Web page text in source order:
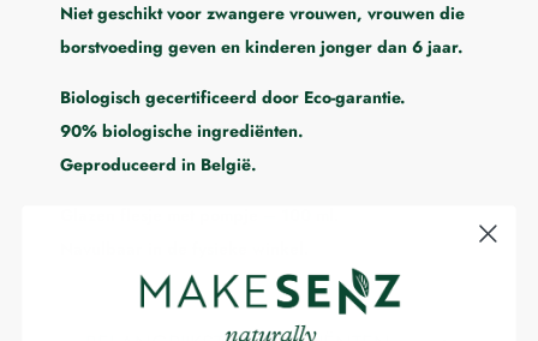
Niet geschikt voor zwangere vrouwen, vrouwen die
borstvoeding geven en kinderen jonger dan 6 jaar.
Biologisch gecertificeerd door Eco-garantie.
90% biologische ingrediënten.
Geproduceerd in België.